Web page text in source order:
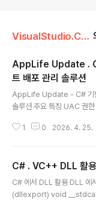
VisualStudio.C++.C#
AppLife Update .
트 배포 관리 솔루션
AppLife Update - C# 기반
솔루션 주요 특징 UAC 권
GUI 환경에서 업데이트 로
능하며, 시험통과이후 공개
ic Jump Software
5 C# 프로젝트를 VS2022
1 0 2026. 4. 25.
C# . VC++ DLL 활
C# 에서 DLL 활용 DLL
(dllexport) void